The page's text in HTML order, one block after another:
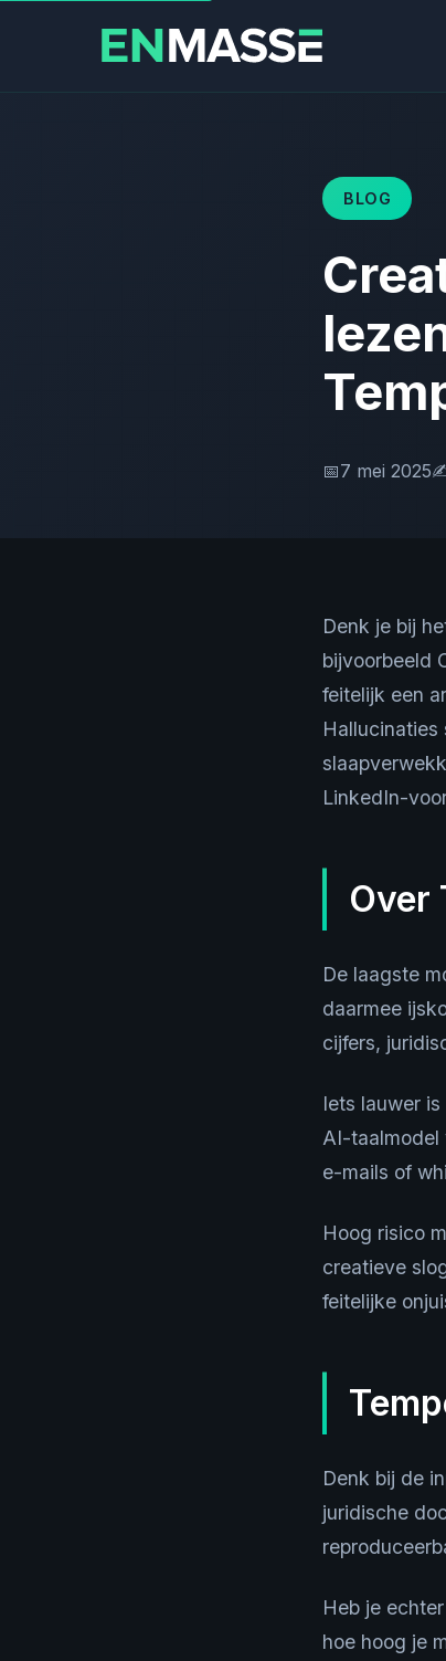
BLOG
📅7 mei 2025
Denk je bij
bijvoorbeeld
feitelijk een
Hallucinaties
LinkedIn-
Over
De laagste
daarmee
cijfers,
Iets lauwer
AI-taalmodel
e-mails of
Hoog risico
creatieve
feitelijke
Denk bij de
juridische
Heb je
hoe hoog je